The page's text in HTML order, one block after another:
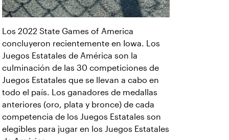
Los 2022 State Games of America
concluyeron recientemente en Iowa. Los
Juegos Estatales de América son la
culminación de las 30 competiciones de
Juegos Estatales que se llevan a cabo en
todo el país. Los ganadores de medallas
anteriores (oro, plata y bronce) de cada
competencia de los Juegos Estatales son
elegibles para jugar en los Juegos Estatales